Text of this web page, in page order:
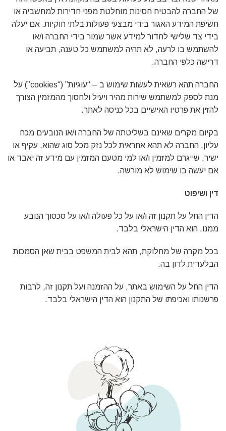
של החברה להבטיח חסינות מוחלטת מפני חדירות למחשביה או
חשיפת המידע האגור בידי מבצעי פעולות בלתי חוקיות. אם יעלה
בידי צד שלישי לחדור למידע אשר שמור בידי החברה ו/או
להשתמש בו לרעה, לא תהיה למשתמש כל טענה, תביעה או
דרישה כלפי החברה.
החברה תהא רשאית לעשות שימוש ב – “עוגיות” (“cookies”) על
מנת לספק למשתמש שירות מהיר ויעיל ולחסוך מהמזמין הצורך
להזין את פרטיו האישיים בכל כניסה לאתר.
בקיום מקרים שאינם בשליטתה של החברה ו/או הנובעים מכח
עליון, החברה לא תהא אחראית לכל נזק מכל סוג שהוא, עקיף או
ישיר, שייגרם למזמין ו/או למי מטעם המזמין עם מידע זה יאבד או
אם יעשה בו שימוש לא מורשה.
דין ושיפוט
הדין החל על תקנון זה ו/או על כל פעולה ו/או על סכסוך הנובע
ממנו, הוא הדין הישראלי בלבד.
בכל מקרה של מחלוקת, תהא לבית המשפט בבית שאן הסמכות
הבלעדית לדון בה.
הדין החל על השימוש באתר, על ההזמנה ועל תקנון זה, לרבות
פרשנותו ואכיפתו של התקנון הוא הדין הישראלי בלבד.